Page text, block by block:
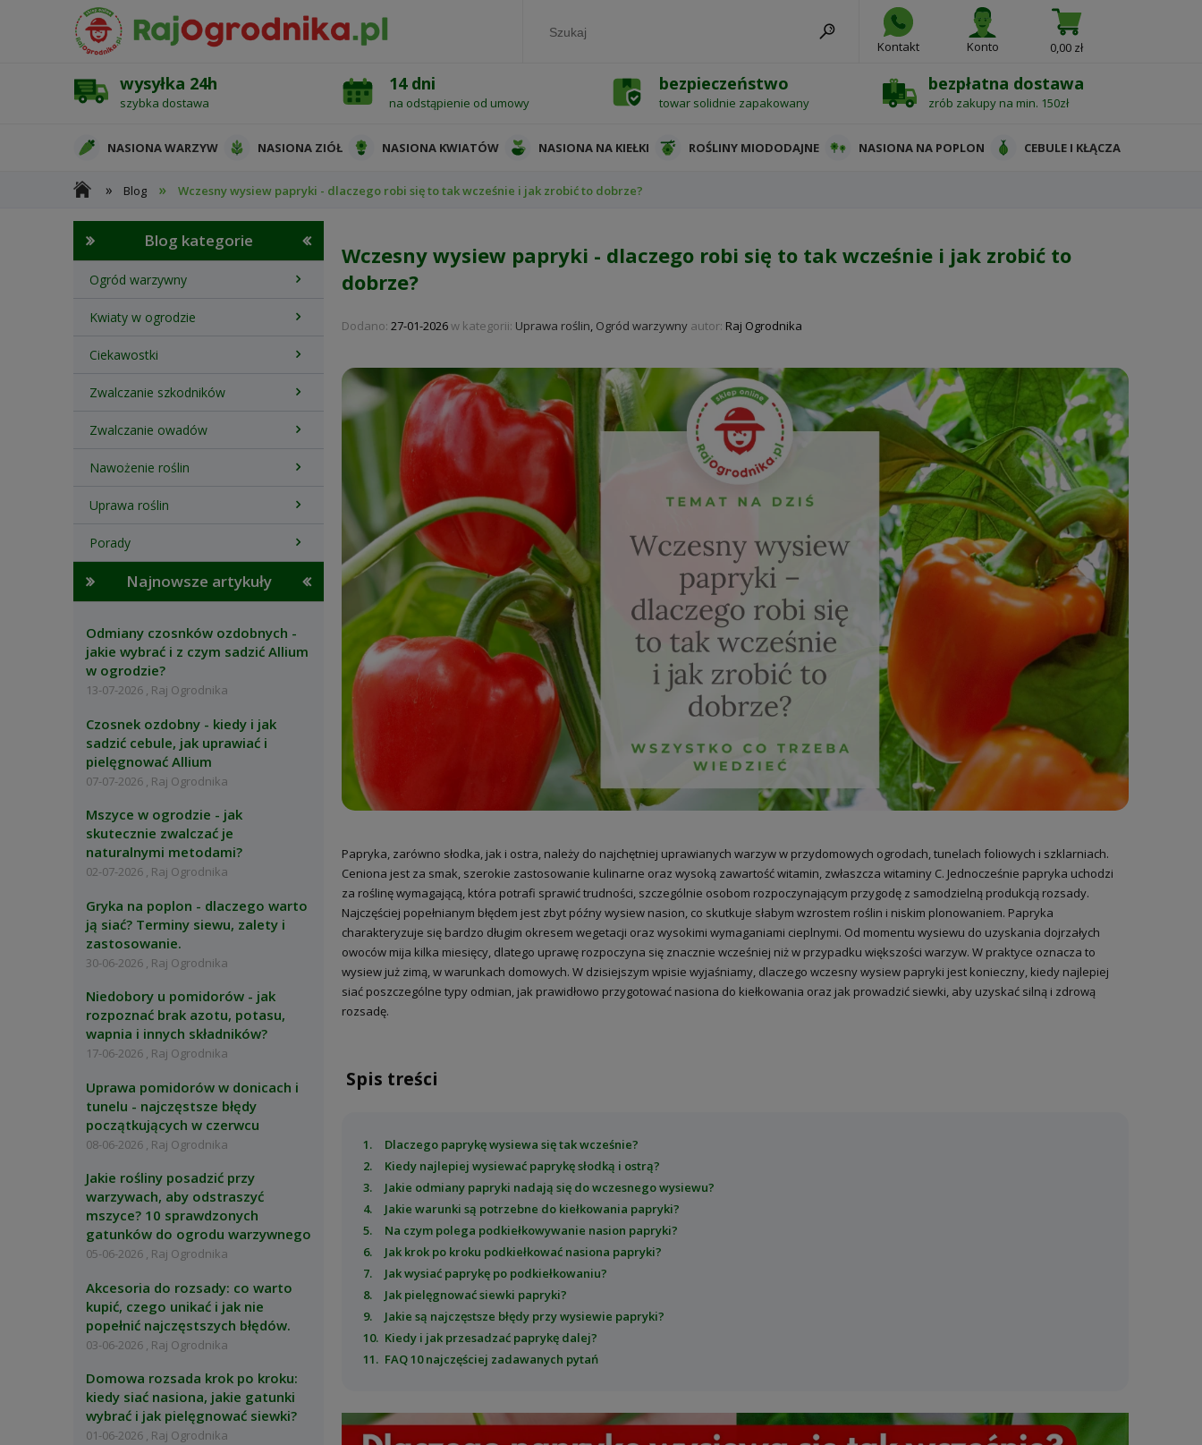
Kontakt Konto 0,00 zł
wysyłka 24h
szybka dostawa
14 dni
na odstąpienie od umowy
bezpieczeństwo
towar solidnie zapakowany
bezpłatna dostawa
zrób zakupy na min. 150zł
NASIONA WARZYW NASIONA ZIÓŁ NASIONA KWIATÓW NASIONA NA KIEŁKI ROŚLINY MIODODAJNE NASIONA NA POPLON CEBULE I KŁĄCZA
OCHRONA ROŚLIN
» Blog » Wczesny wysiew papryki - dlaczego robi się to tak wcześnie i jak zrobić to dobrze?
Blog kategorie
Ogród warzywny
Kwiaty w ogrodzie
Ciekawostki
Zwalczanie szkodników
Zwalczanie owadów
Nawożenie roślin
Uprawa roślin
Porady
Najnowsze artykuły
Odmiany czosnków ozdobnych -
jakie wybrać i z czym sadzić Allium
w ogrodzie?
13-07-2026 , Raj Ogrodnika
Czosnek ozdobny - kiedy i jak
sadzić cebule, jak uprawiać i
pielęgnować Allium
07-07-2026 , Raj Ogrodnika
Mszyce w ogrodzie - jak
skutecznie zwalczać je
naturalnymi metodami?
02-07-2026 , Raj Ogrodnika
Gryka na poplon - dlaczego warto
ją siać? Terminy siewu, zalety i
zastosowanie.
30-06-2026 , Raj Ogrodnika
Niedobory u pomidorów - jak
rozpoznać brak azotu, potasu,
wapnia i innych składników?
17-06-2026 , Raj Ogrodnika
Uprawa pomidorów w donicach i
tunelu - najczęstsze błędy
początkujących w czerwcu
08-06-2026 , Raj Ogrodnika
Jakie rośliny posadzić przy
warzywach, aby odstraszyć
mszyce? 10 sprawdzonych
gatunków do ogrodu warzywnego
05-06-2026 , Raj Ogrodnika
Akcesoria do rozsady: co warto
kupić, czego unikać i jak nie
popełnić najczęstszych błędów.
03-06-2026 , Raj Ogrodnika
Domowa rozsada krok po kroku:
kiedy siać nasiona, jakie gatunki
wybrać i jak pielęgnować siewki?
01-06-2026 , Raj Ogrodnika
Wczesny wysiew papryki - dlaczego robi się to tak wcześnie i jak zrobić to
dobrze?
Dodano: 27-01-2026w kategorii: Uprawa roślin, Ogród warzywny autor: Raj Ogrodnika
Papryka, zarówno słodka, jak i ostra, należy do najchętniej uprawianych warzyw w przydomowych ogrodach, tunelach foliowych i szklarniach.
Ceniona jest za smak, szerokie zastosowanie kulinarne oraz wysoką zawartość witamin, zwłaszcza witaminy C. Jednocześnie papryka uchodzi
za roślinę wymagającą, która potrafi sprawić trudności, szczególnie osobom rozpoczynającym przygodę z samodzielną produkcją rozsady.
Najczęściej popełnianym błędem jest zbyt późny wysiew nasion, co skutkuje słabym wzrostem roślin i niskim plonowaniem. Papryka
charakteryzuje się bardzo długim okresem wegetacji oraz wysokimi wymaganiami cieplnymi. Od momentu wysiewu do uzyskania dojrzałych
owoców mija kilka miesięcy, dlatego uprawę rozpoczyna się znacznie wcześniej niż w przypadku większości warzyw. W praktyce oznacza to
wysiew już zimą, w warunkach domowych. W dzisiejszym wpisie wyjaśniamy, dlaczego wczesny wysiew papryki jest konieczny, kiedy najlepiej
siać poszczególne typy odmian, jak prawidłowo przygotować nasiona do kiełkowania oraz jak prowadzić siewki, aby uzyskać silną i zdrową
rozsadę.
Spis treści
Dlaczego paprykę wysiewa się tak wcześnie?
Kiedy najlepiej wysiewać paprykę słodką i ostrą?
Jakie odmiany papryki nadają się do wczesnego wysiewu?
Jakie warunki są potrzebne do kiełkowania papryki?
Na czym polega podkiełkowywanie nasion papryki?
Jak krok po kroku podkiełkować nasiona papryki?
Jak wysiać paprykę po podkiełkowaniu?
Jak pielęgnować siewki papryki?
Jakie są najczęstsze błędy przy wysiewie papryki?
Kiedy i jak przesadzać paprykę dalej?
FAQ 10 najczęściej zadawanych pytań